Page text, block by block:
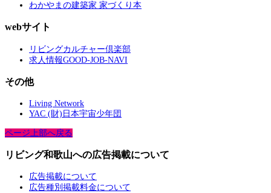
わかやまの建築家 家づくり本
webサイト
リビングカルチャー倶楽部
求人情報GOOD-JOB-NAVI
その他
Living Network
YAC (財)日本宇宙少年団
ページ上部へ戻る
リビング和歌山への広告掲載について
広告掲載について
広告種別掲載料金について